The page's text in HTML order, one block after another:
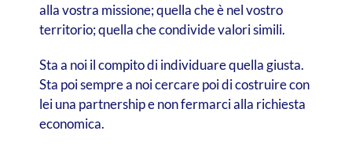
alla vostra missione; quella che è nel vostro
territorio; quella che condivide valori simili.
Sta a noi il compito di individuare quella giusta.
Sta poi sempre a noi cercare poi di costruire con
lei una partnership e non fermarci alla richiesta
economica.